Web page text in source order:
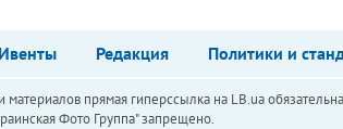
Ивенты Редакция Политики и
прямая гиперссылка на LB.ua
Фото Группа" запрещено.